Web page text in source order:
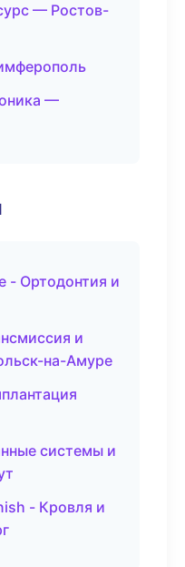
— Ростов-
—
- Ортодонтия и
и
на-Амуре
системы и
- Кровля и